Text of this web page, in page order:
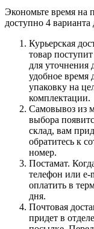
Экономьте время на
доступно 4 варианта
Курьерская
товар
для уточнения
удобное время
упаковку на
комплектации.
Самовывоз из
выбора
склад, вам
обратитесь к
номер.
Постамат.
телефон или e-
оплатить в
дня.
Почтовая
придет в